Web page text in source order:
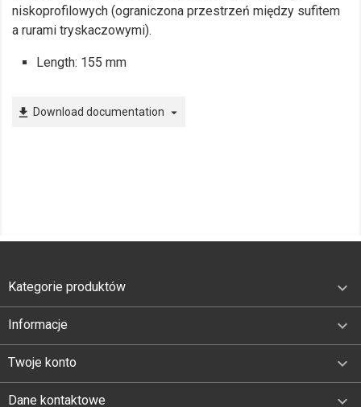
niskoprofilowych (ograniczona przestrzeń między sufitem
a rurami tryskaczowymi).
Length: 155 mm
file_download Download documentation arrow_drop_down
Kategorie produktów 
Informacje 
Twoje konto 
Dane kontaktowe keyboard_arrow_down